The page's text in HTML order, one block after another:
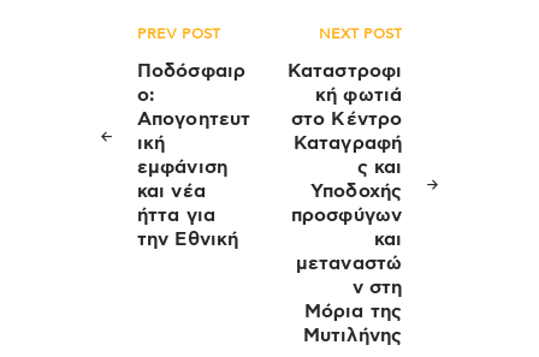
Πλοήγηση
άρθρων
PREV POST
Ποδόσφαιρ
ο:
Απογοητευτ
ική
εμφάνιση
και νέα
ήττα για
την Εθνική
NEXT POST
Καταστροφι
κή φωτιά
στο Κέντρο
Καταγραφή
ς και
Υποδοχής
προσφύγων
και
μεταναστώ
ν στη
Μόρια της
Μυτιλήνης